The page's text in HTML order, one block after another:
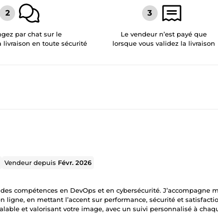
par chat sur le
livraison en toute sécurité
Le vendeur n’est payé que
lorsque vous validez la livraison
Vendeur depuis Févr. 2026
compétences en DevOps et en cybersécurité. J’accompagne
ligne, en mettant l’accent sur performance, sécurité et
et valorisant votre image, avec un suivi personnalisé à